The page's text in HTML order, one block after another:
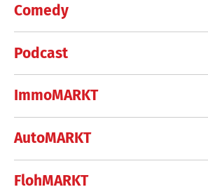
Comedy
Podcast
ImmoMARKT
AutoMARKT
FlohMARKT